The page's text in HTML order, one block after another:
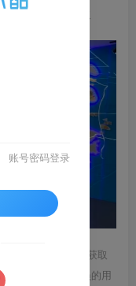
资料在下载区获取
提供下载服务，获取
没有百度网盘会员的用
账号密码登录